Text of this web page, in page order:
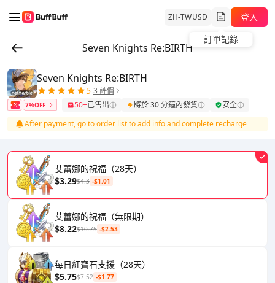
ZH-TWUSD
訂單記錄
登入
Seven Knights Re:BIRTH
Seven Knights Re:BIRTH
5 3 評價
7%OFF 50+已售出 將於 30 分鐘內發貨
安全
After payment, go to order list to add info and complete recharge
艾蕾娜的祝福（28天）
$3.29$4.3 -$1.01
艾蕾娜的祝福（無限期）
$8.22$10.75 -$2.53
每日紅寶石支援（28天）
$5.75$7.52 -$1.77